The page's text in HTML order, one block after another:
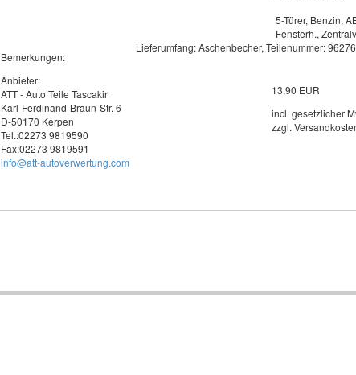
5-Türer, Benzin,
Fensterh.,
Bemerkungen:
Lieferumfang: Aschenbecher, Teilenummer:
Anbieter:
ATT - Auto Teile Tascakir
Karl-Ferdinand-Braun-Str. 6
D-50170 Kerpen
Tel.:02273 9819590
Fax:02273 9819591
info@att-autoverwertung.com
13,90 EUR
incl. gesetzlicher
zzgl.